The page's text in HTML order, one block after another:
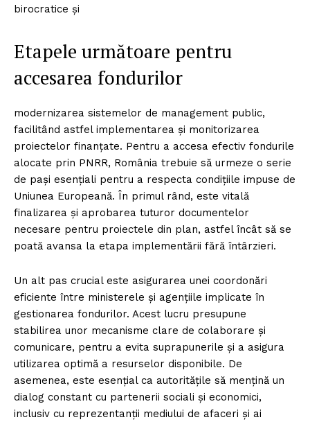
birocratice și
Etapele următoare pentru
accesarea fondurilor
modernizarea sistemelor de management public,
facilitând astfel implementarea și monitorizarea
proiectelor finanțate. Pentru a accesa efectiv fondurile
alocate prin PNRR, România trebuie să urmeze o serie
de pași esențiali pentru a respecta condițiile impuse de
Uniunea Europeană. În primul rând, este vitală
finalizarea și aprobarea tuturor documentelor
necesare pentru proiectele din plan, astfel încât să se
poată avansa la etapa implementării fără întârzieri.
Un alt pas crucial este asigurarea unei coordonări
eficiente între ministerele și agențiile implicate în
gestionarea fondurilor. Acest lucru presupune
stabilirea unor mecanisme clare de colaborare și
comunicare, pentru a evita suprapunerile și a asigura
utilizarea optimă a resurselor disponibile. De
asemenea, este esențial ca autoritățile să mențină un
dialog constant cu partenerii sociali și economici,
inclusiv cu reprezentanții mediului de afaceri și ai